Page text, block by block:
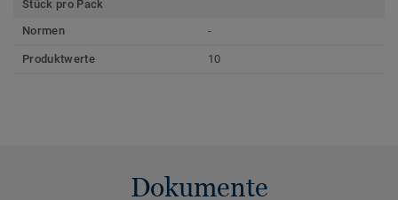
Stück pro Pack
Normen
-
Produktwerte 10
Dokumente